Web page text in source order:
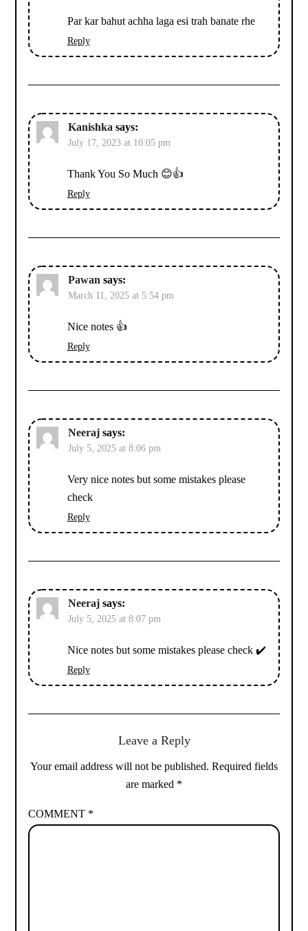
Par kar bahut achha laga esi trah banate rhe
Reply
Kanishka says:
July 17, 2023 at 10:05 pm
Thank You So Much 😊👍
Reply
Pawan says:
March 11, 2025 at 5:54 pm
Nice notes 👍
Reply
Neeraj says:
July 5, 2025 at 8:06 pm
Very nice notes but some mistakes please
check
Reply
Neeraj says:
July 5, 2025 at 8:07 pm
Nice notes but some mistakes please check ✔️
Reply
Leave a Reply
Your email address will not be published. Required fields
are marked *
COMMENT *